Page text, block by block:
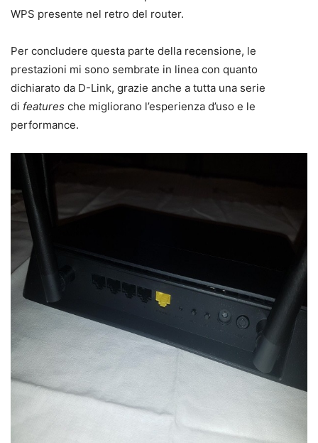
WPS presente nel retro del router.
Per concludere questa parte della recensione, le
prestazioni mi sono sembrate in linea con quanto
dichiarato da D-Link, grazie anche a tutta una serie
di features che migliorano l’esperienza d’uso e le
performance.